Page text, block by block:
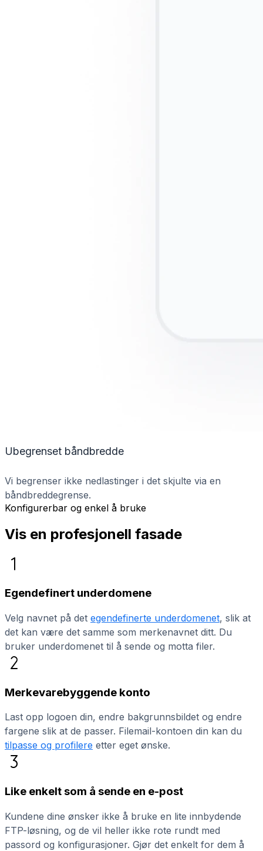
Ubegrenset båndbredde
Vi begrenser ikke nedlastinger i det skjulte via en
båndbreddegrense.
Konfigurerbar og enkel å bruke
Vis en profesjonell fasade
Egendefinert underdomene
Velg navnet på det egendefinerte underdomenet, slik at
det kan være det samme som merkenavnet ditt. Du
bruker underdomenet til å sende og motta filer.
Merkevarebyggende konto
Last opp logoen din, endre bakgrunnsbildet og endre
fargene slik at de passer. Filemail-kontoen din kan du
tilpasse og profilere etter eget ønske.
Like enkelt som å sende en e-post
Kundene dine ønsker ikke å bruke en lite innbydende
FTP-løsning, og de vil heller ikke rote rundt med
passord og konfigurasjoner. Gjør det enkelt for dem å